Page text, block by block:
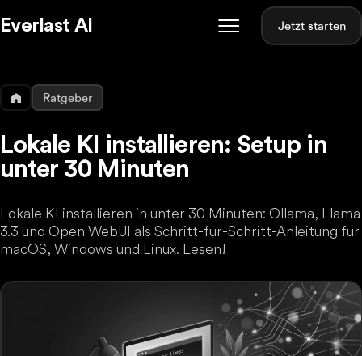
Everlast AI Jetzt starten
Ratgeber
Lokale KI installieren: Setup in
unter 30 Minuten
Lokale KI installieren in unter 30 Minuten: Ollama, Llama
3.3 und Open WebUI als Schritt-für-Schritt-Anleitung für
macOS, Windows und Linux. Lesen!